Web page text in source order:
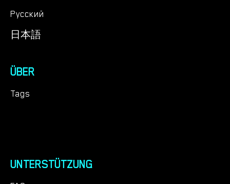
Русский
日本語
ÜBER
Tags
UNTERSTÜTZUNG